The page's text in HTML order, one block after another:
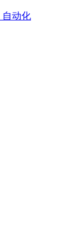
自动化